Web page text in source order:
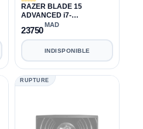
RAZER BLADE 15
ADVANCED i7-
11800H||16GB|1TB| RTX
3070 8GB|1TB 15.6"
2560×1440
23750
MAD
INDISPONIBLE
RUPTURE